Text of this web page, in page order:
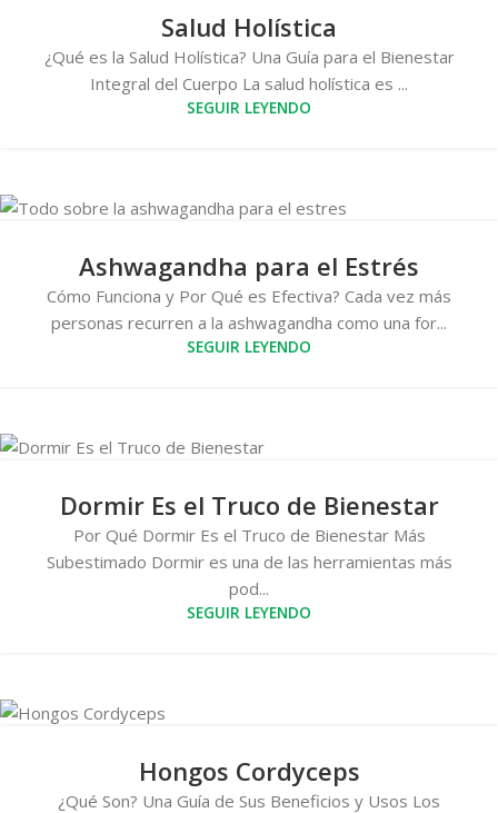
Salud Holística
¿Qué es la Salud Holística? Una Guía para el Bienestar
Integral del Cuerpo La salud holística es ...
SEGUIR LEYENDO
Ashwagandha para el Estrés
Cómo Funciona y Por Qué es Efectiva? Cada vez más
personas recurren a la ashwagandha como una for...
SEGUIR LEYENDO
Dormir Es el Truco de Bienestar
Por Qué Dormir Es el Truco de Bienestar Más
Subestimado Dormir es una de las herramientas más
pod...
SEGUIR LEYENDO
Hongos Cordyceps
¿Qué Son? Una Guía de Sus Beneficios y Usos Los